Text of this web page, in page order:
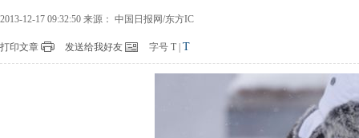
2013-12-17 09:32:50 来源： 中国日报网/东方IC
打印文章 发送给我好友 字号 T T